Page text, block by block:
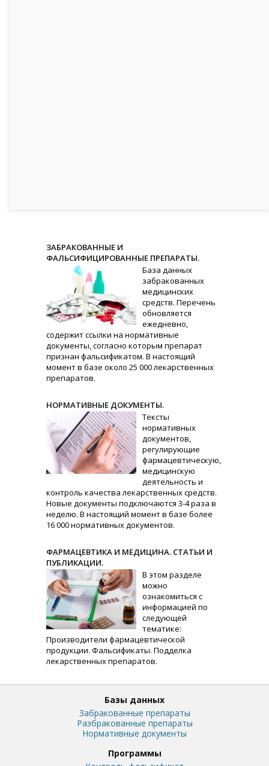
ЗАБРАКОВАННЫЕ И
ФАЛЬСИФИЦИРОВАННЫЕ ПРЕПАРАТЫ.
База данных
забракованных
медицинских
средств. Перечень
обновляется
ежедневно,
содержит ссылки на нормативные
документы, согласно которым препарат
признан фальсификатом. В настоящий
момент в базе около 25 000 лекарственных
препаратов.
НОРМАТИВНЫЕ ДОКУМЕНТЫ.
Тексты
нормативных
документов,
регулирующие
фармацевтическую,
медицинскую
деятельность и
контроль качества лекарственных средств.
Новые документы подключаются 3-4 раза в
неделю. В настоящий момент в базе более
16 000 нормативных документов.
ФАРМАЦЕВТИКА И МЕДИЦИНА. СТАТЬИ И
ПУБЛИКАЦИИ.
В этом разделе
можно
ознакомиться с
информацией по
следующей
тематике:
Производители фармацевтической
продукции. Фальсификаты. Подделка
лекарственных препаратов.
Базы данных
Забракованные препараты
Разбракованные препараты
Нормативные документы
Программы